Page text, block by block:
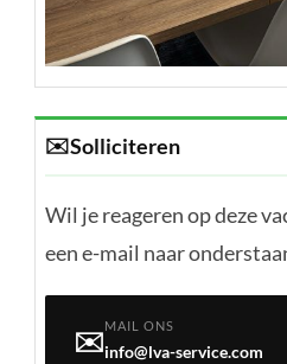
✉️Solliciteren
Wil je reageren op deze
een e-mail naar
✉️MAIL ONS
info@lva-service.com